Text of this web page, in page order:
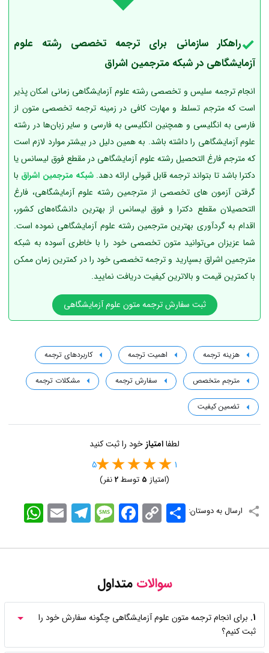
راهکار سازمانی برای ترجمه تخصصی رشته علوم
آزمایشگاهی در شبکه مترجمین اشراق
انجام ترجمه سلیس و تخصصی رشته علوم آزمایشگاهی زمانی امکان پذیر
است که مترجم تسلط و مهارت کافی در زمینه ترجمه تخصصی متون از
فارسی به انگلیسی و همچنین انگلیسی به فارسی و سایر زبان‌ها در رشته
علوم آزمایشگاهی را داشته باشد. به همین دلیل در بیشتر موارد لازم است
که مترجم فارغ التحصیل رشته علوم آزمایشگاهی در مقطع فوق لیسانس یا
دکترا باشد تا بتواند ترجمه قابل قبولی ارائه دهد.شبکه مترجمین اشراق با
گرفتن آزمون های تخصصی از مترجمین رشته علوم آزمایشگاهی، فارغ
التحصیلان مقطع دکترا و فوق لیسانس از بهترین دانشگاه‌های کشور،
اقدام به گردآوری بهترین مترجمین رشته علوم آزمایشگاهی نموده است.
شما عزیزان می‌توانید متون تخصصی خود را با خاطری آسوده به شبکه
مترجمین اشراق بسپارید و ترجمه تخصصی خود را در کمترین زمان ممکن
با کمترین قیمت و بالاترین کیفیت دریافت نمایید.
ثبت سفارش ترجمه متون علوم آزمایشگاهی
هزینه ترجمه اهمیت ترجمه کاربردهای ترجمه
مترجم متخصص سفارش ترجمه مشکلات ترجمه
تضمین کیفیت
لطفاامتیاز خود را ثبت کنید
1
5
(امتیاز 5 توسط2نفر)
ارسال به دوستان: WhatsApp EmailTelegramMessageFacebook Copy
Link
اشتراک
سوالاتمتداول
1. برای انجام ترجمه متون علوم آزمایشگاهی چگونه سفارش خود را
ثبت کنیم؟